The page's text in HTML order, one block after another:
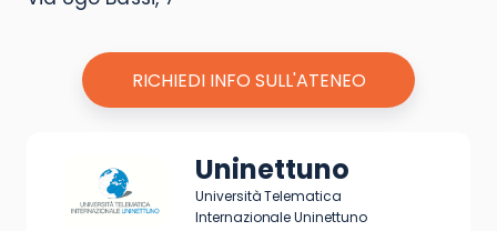
RICHIEDI INFO SULL'ATENEO
Uninettuno
Università Telematica
Internazionale Uninettuno